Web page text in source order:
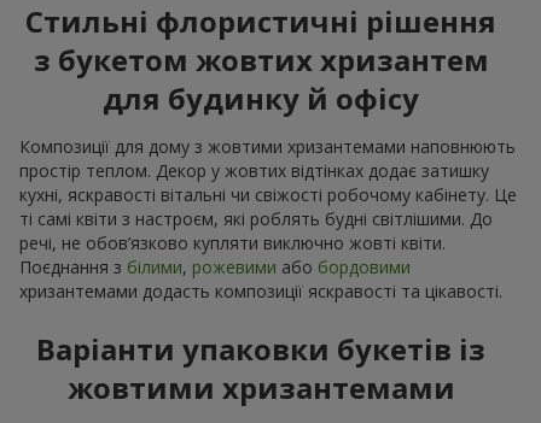
Стильні флористичні рішення
з букетом жовтих хризантем
для будинку й офісу
Композиції для дому з жовтими хризантемами наповнюють
простір теплом. Декор у жовтих відтінках додає затишку
кухні, яскравості вітальні чи свіжості робочому кабінету. Це
ті самі квіти з настроєм, які роблять будні світлішими. До
речі, не обов’язково купляти виключно жовті квіти.
Поєднання з білими, рожевими або бордовими
хризантемами додасть композиції яскравості та цікавості.
Варіанти упаковки букетів із
жовтими хризантемами